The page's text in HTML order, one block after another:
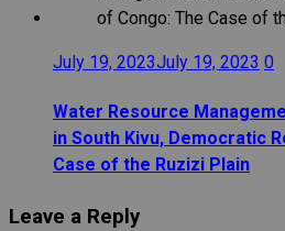
July 19, 2023July 19, 2023 0
Water Resource
in South Kivu, Democratic
Case of the Ruzizi Plain
Leave a Reply